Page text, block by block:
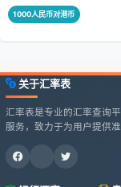
1000人民币对港币
关于汇率表
汇率表是专业的汇率查询
服务，致力于为用户提供